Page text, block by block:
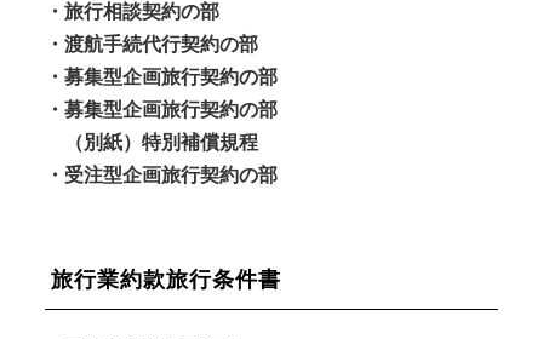
・旅行相談契約の部
・渡航手続代行契約の部
・募集型企画旅行契約の部
・募集型企画旅行契約の部
（別紙）特別補償規程
・受注型企画旅行契約の部
旅行業約款旅行条件書